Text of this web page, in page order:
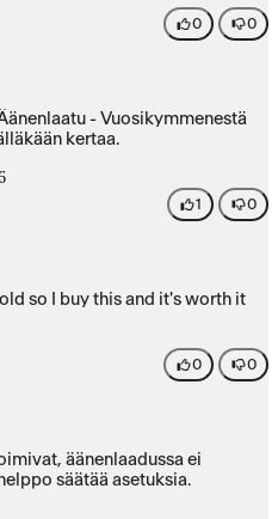
0 0
- Vuosikymmenestä
kertaa.
1 0
so I buy this and it's worth it
0 0
äänenlaadussa ei
säätää asetuksia.